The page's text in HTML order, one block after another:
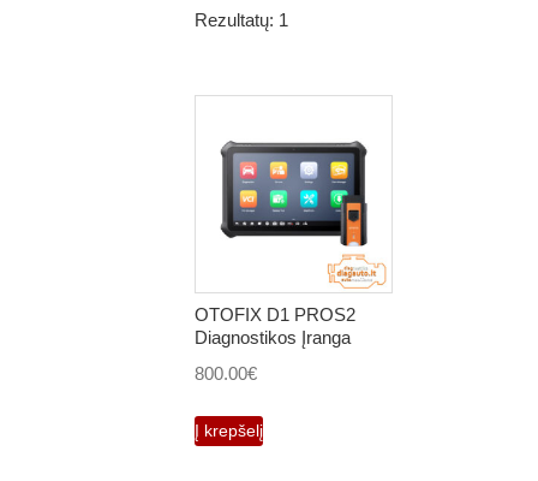
Rezultatų: 1
OTOFIX D1 PROS2
Diagnostikos Įranga
800.00€
Į krepšelį